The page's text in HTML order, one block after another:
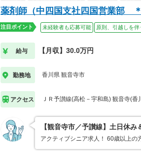
薬剤師（中四国支社四国営業部 ＊
注目ポイント 未経験者も応募可能 原則、引越しを伴
給与 【月収】30.0万円
勤務地 香川県 観音寺市
アクセス ＪＲ予讃線(高松－宇和島) 観音寺(香
【観音寺市／予讃線】土日休
アクティブシニア求人！ 60歳以上